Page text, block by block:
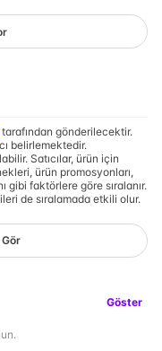
tarafından gönderilecektir.
belirlemektedir.
Satıcılar, ürün için
ürün promosyonları,
gibi faktörlere göre sıralanır.
de sıralamada etkili olur.
Göster